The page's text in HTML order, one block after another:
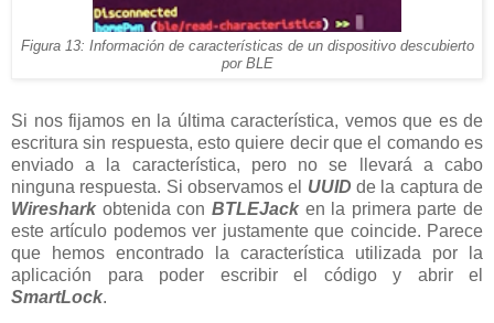
Figura 13: Información de características de un dispositivo descubierto
por BLE
Si nos fijamos en la última característica, vemos que es de
escritura sin respuesta, esto quiere decir que el comando es
enviado a la característica, pero no se llevará a cabo
ninguna respuesta. Si observamos el UUID de la captura de
Wireshark obtenida con BTLEJacken la primera parte de
este artículo podemos ver justamente que coincide. Parece
que hemos encontrado la característica utilizada por la
aplicación para poder escribir el código y abrir el
SmartLock.